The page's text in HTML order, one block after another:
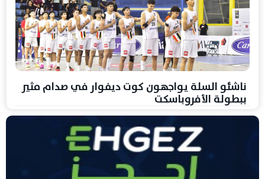
ناشئو السلة يواجهون كوت ديفوار في صدام مثير
ببطولة الأفروباسكت